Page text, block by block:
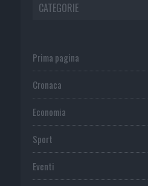
CATEGORIE
Prima pagina
Cronaca
Economia
Sport
Eventi